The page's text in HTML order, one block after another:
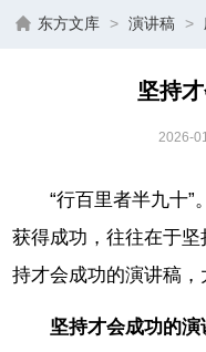
东方文库 > 演讲稿 >
坚持
2026-
“行百里者半九十”
获得成功，往往在于
持才会成功的演讲稿，
坚持才会成功的演